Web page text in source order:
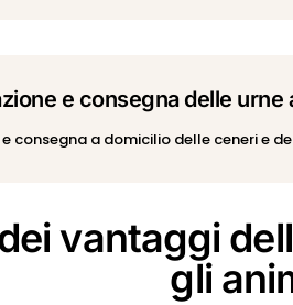
e consegna delle urne
consegna a domicilio delle ceneri e
vantaggi
gli